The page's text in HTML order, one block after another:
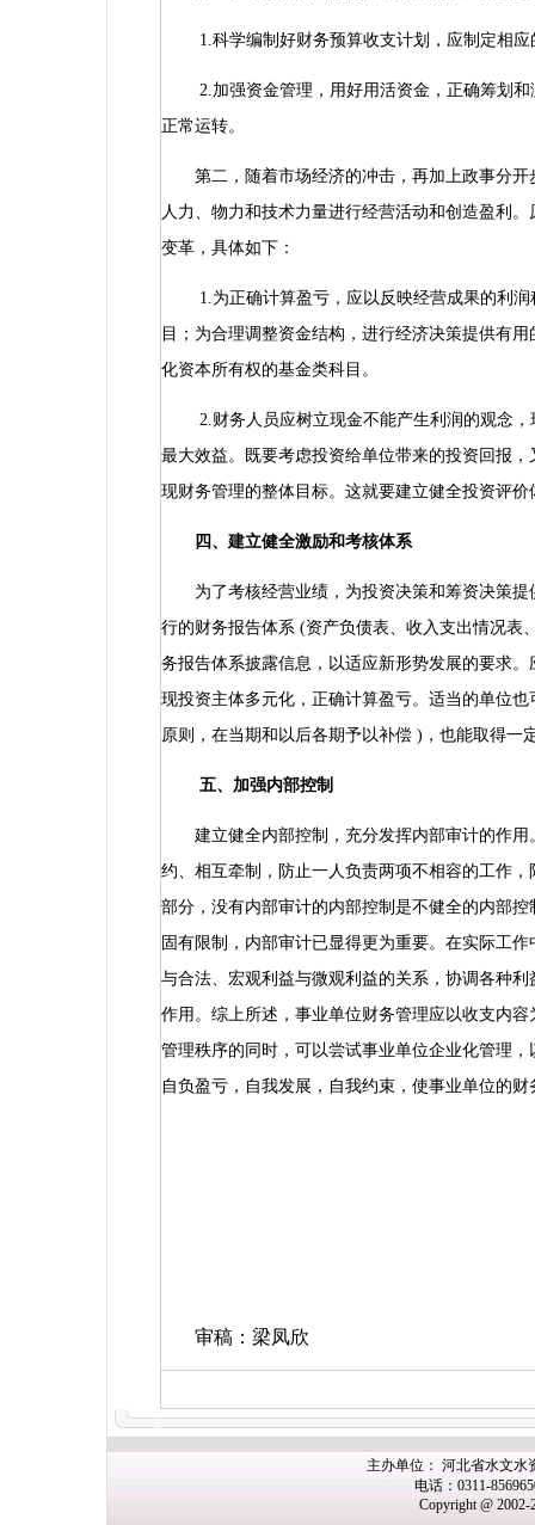
1.科学编制好财务预算收支计划，应制定相
2.加强资金管理，用好用活资金，正确筹划
正常运转。
第二，随着市场经济的冲击，再加上政事分开
人力、物力和技术力量进行经营活动和创造盈利
变革，具体如下：
1.为正确计算盈亏，应以反映经营成果的利
目；为合理调整资金结构，进行经济决策提供有
化资本所有权的基金类科目。
2.财务人员应树立现金不能产生利润的观念
最大效益。既要考虑投资给单位带来的投资回报
现财务管理的整体目标。这就要建立健全投资评
四、建立健全激励和考核体系
为了考核经营业绩，为投资决策和筹资决策提
行的财务报告体系 (资产负债表、收入支出情况表
务报告体系披露信息，以适应新形势发展的要求
现投资主体多元化，正确计算盈亏。适当的单位
原则，在当期和以后各期予以补偿 ) ，也能取得一
五、加强内部控制
建立健全内部控制，充分发挥内部审计的作用
约、相互牵制，防止一人负责两项不相容的工作
部分，没有内部审计的内部控制是不健全的内部
固有限制，内部审计已显得更为重要。在实际工
与合法、宏观利益与微观利益的关系，协调各种
作用。综上所述，事业单位财务管理应以收支内
管理秩序的同时，可以尝试事业单位企业化管理
自负盈亏，自我发展，自我约束，使事业单位的
审稿：梁凤欣
主办单位： 河北省水文水
电话：0311-
Copyright @ 2002-